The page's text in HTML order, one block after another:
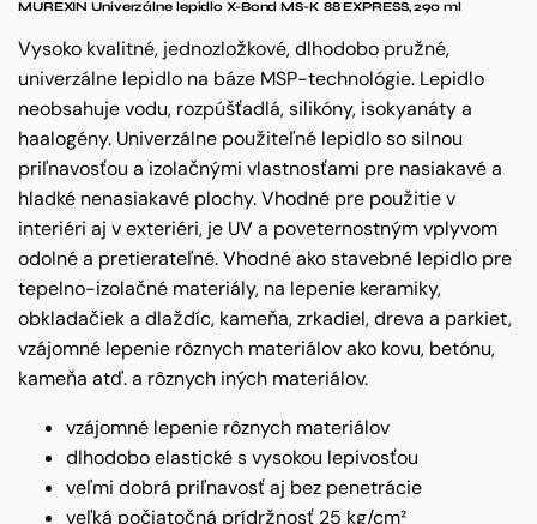
MUREXIN Univerzálne lepidlo X-Bond MS-K 88 EXPRESS, 290 ml
Vysoko kvalitné, jednozložkové, dlhodobo pružné,
univerzálne lepidlo na báze MSP-technológie. Lepidlo
neobsahuje vodu, rozpúšťadlá, silikóny, isokyanáty a
haalogény. Univerzálne použiteľné lepidlo so silnou
priľnavosťou a izolačnými vlastnosťami pre nasiakavé a
hladké nenasiakavé plochy. Vhodné pre použitie v
interiéri aj v exteriéri, je UV a poveternostným vplyvom
odolné a pretierateľné. Vhodné ako stavebné lepidlo pre
tepelno-izolačné materiály, na lepenie keramiky,
obkladačiek a dlaždíc, kameňa, zrkadiel, dreva a parkiet,
vzájomné lepenie rôznych materiálov ako kovu, betónu,
kameňa atď. a rôznych iných materiálov.
vzájomné lepenie rôznych materiálov
dlhodobo elastické s vysokou lepivosťou
veľmi dobrá priľnavosť aj bez penetrácie
veľká počiatočná prídržnosť 25 kg/cm²